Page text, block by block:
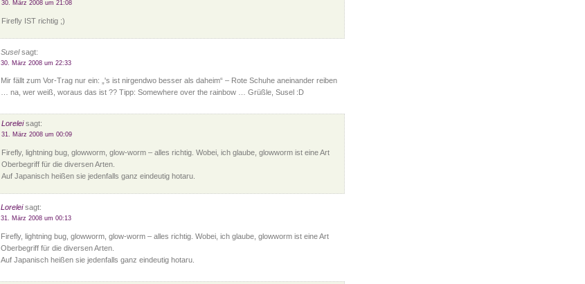
30. März 2008 um 21:08
Firefly IST richtig ;)
Suselsagt:
30. März 2008 um 22:33
Mir fällt zum Vor-Trag nur ein: „'s ist nirgendwo besser als daheim“ – Rote Schuhe aneinander reiben
… na, wer weiß, woraus das ist ?? Tipp: Somewhere over the rainbow … Grüßle, Susel :D
Loreleisagt:
31. März 2008 um 00:09
Firefly, lightning bug, glowworm, glow-worm – alles richtig. Wobei, ich glaube, glowworm ist eine Art
Oberbegriff für die diversen Arten.
Auf Japanisch heißen sie jedenfalls ganz eindeutig hotaru.
Loreleisagt:
31. März 2008 um 00:13
Firefly, lightning bug, glowworm, glow-worm – alles richtig. Wobei, ich glaube, glowworm ist eine Art
Oberbegriff für die diversen Arten.
Auf Japanisch heißen sie jedenfalls ganz eindeutig hotaru.